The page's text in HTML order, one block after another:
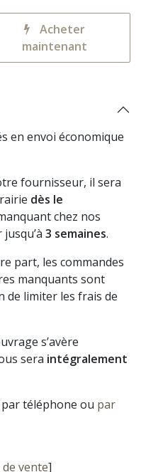
Acheter
maintenant
en envoi économique
fournisseur, il sera
dès le
chez nos
3 semaines.
part, les commandes
manquants sont
de limiter les frais de
s’avère
sera intégralement
téléphone ou par
vente]